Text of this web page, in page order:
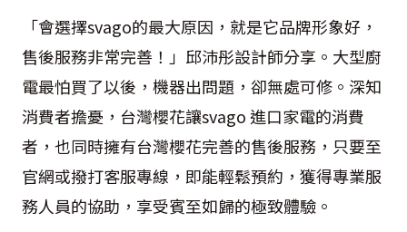
「會選擇svago的最大原因，就是它品牌形象好，
售後服務非常完善！」邱沛彤設計師分享。大型廚
電最怕買了以後，機器出問題，卻無處可修。深知
消費者擔憂，台灣櫻花讓svago 進口家電的消費
者，也同時擁有台灣櫻花完善的售後服務，只要至
官網或撥打客服專線，即能輕鬆預約，獲得專業服
務人員的協助，享受賓至如歸的極致體驗。